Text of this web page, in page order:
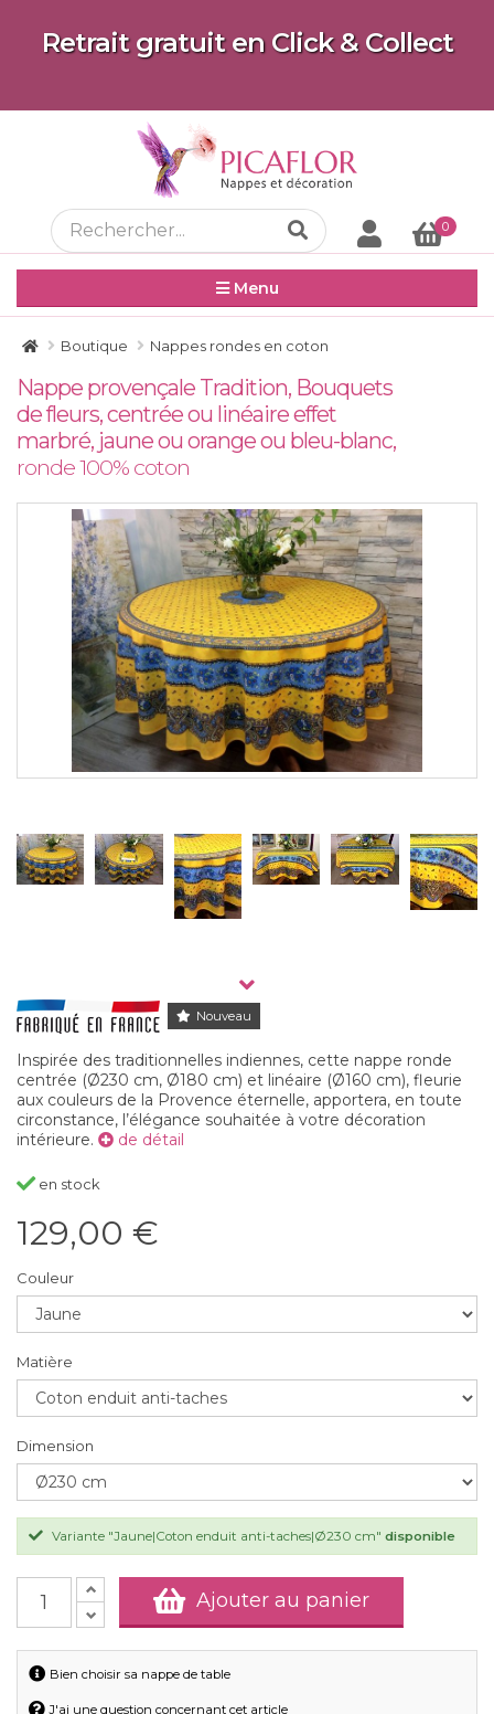
Retrait gratuit en Click & Collect
0
Menu
Boutique Nappes rondes en coton
Nappe provençale Tradition, Bouquets
de fleurs, centrée ou linéaire effet
marbré, jaune ou orange ou bleu-blanc,
ronde 100% coton
Nouveau
Inspirée des traditionnelles indiennes, cette nappe ronde
centrée (Ø230 cm, Ø180 cm) et linéaire (Ø160 cm), fleurie
aux couleurs de la Provence éternelle, apportera, en toute
circonstance, l’élégance souhaitée à votre décoration
intérieure.
de détail
en stock
129,00 €
Couleur
Matière
Dimension
Variante "Jaune|Coton enduit anti-taches|Ø230 cm" disponible
Ajouter au panier
Bien choisir sa nappe de table
J'ai une question concernant cet article